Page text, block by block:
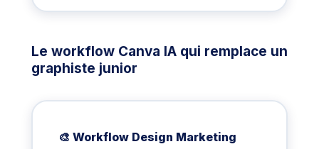
Le workflow Canva IA qui remplace un
graphiste junior
🎨 Workflow Design Marketing